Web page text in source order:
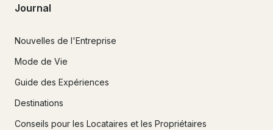
Journal
Nouvelles de l'Entreprise
Mode de Vie
Guide des Expériences
Destinations
Conseils pour les Locataires et les Propriétaires